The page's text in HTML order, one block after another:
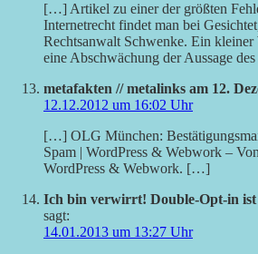
[…] Artikel zu einer der größten
Internetrecht findet man bei
Rechtsanwalt Schwenke. Ein kleiner
eine Abschwächung der Aussage
metafakten // metalinks am 12.
12.12.2012 um 16:02 Uhr
[…] OLG München:
Spam | WordPress & Webwork –
WordPress & Webwork. […]
Ich bin verwirrt! Double-Opt-in ist
sagt:
14.01.2013 um 13:27 Uhr